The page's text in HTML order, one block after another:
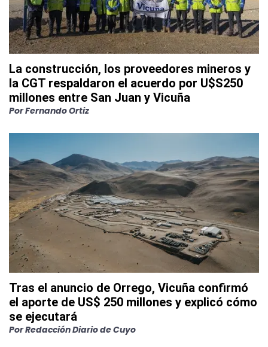
La construcción, los proveedores mineros y
la CGT respaldaron el acuerdo por U$S250
millones entre San Juan y Vicuña
PorFernando Ortiz
Tras el anuncio de Orrego, Vicuña confirmó
el aporte de US$ 250 millones y explicó cómo
se ejecutará
PorRedacción Diario de Cuyo